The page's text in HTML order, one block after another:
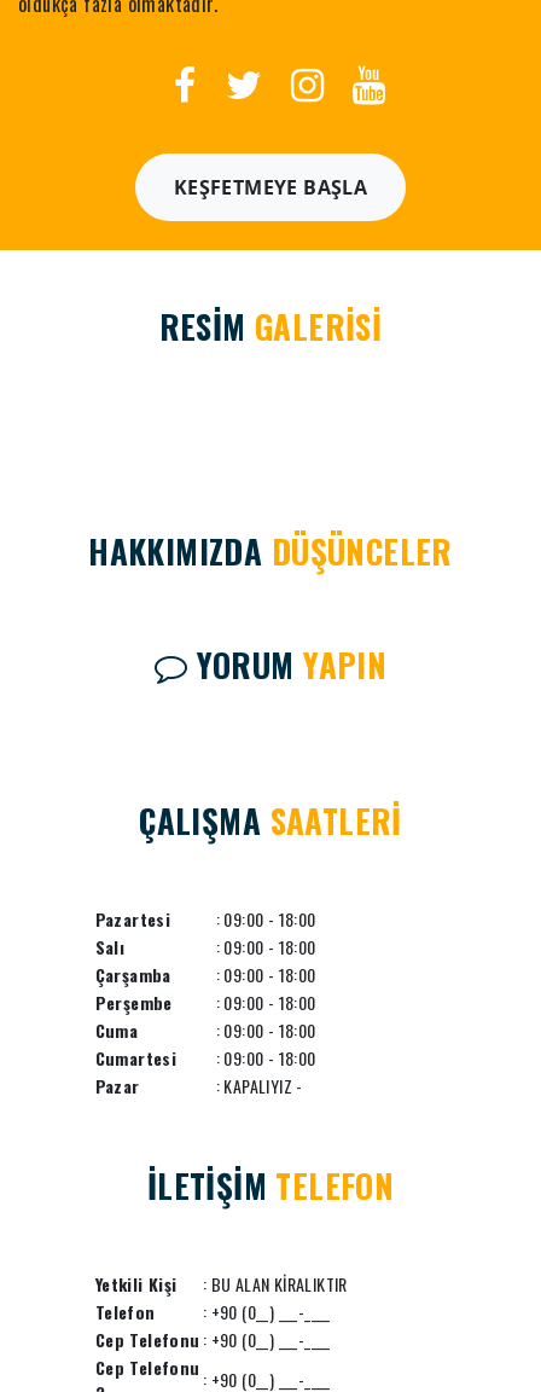
KEŞFETMEYE BAŞLA
RESİM GALERİSİ
HAKKIMIZDA DÜŞÜNCELER
YORUMYAPIN
ÇALIŞMA SAATLERİ
Pazartesi
: 09:00 - 18:00
Salı
: 09:00 - 18:00
Çarşamba
: 09:00 - 18:00
Perşembe
: 09:00 - 18:00
Cuma
: 09:00 - 18:00
Cumartesi
: 09:00 - 18:00
Pazar
: KAPALIYIZ -
İLETİŞİM TELEFON
Yetkili Kişi
: BU ALAN KİRALIKTIR
Telefon
: +90 (0__) ___-____
Cep Telefonu : +90 (0__) ___-____
Cep Telefonu : +90 (0__) ___-____